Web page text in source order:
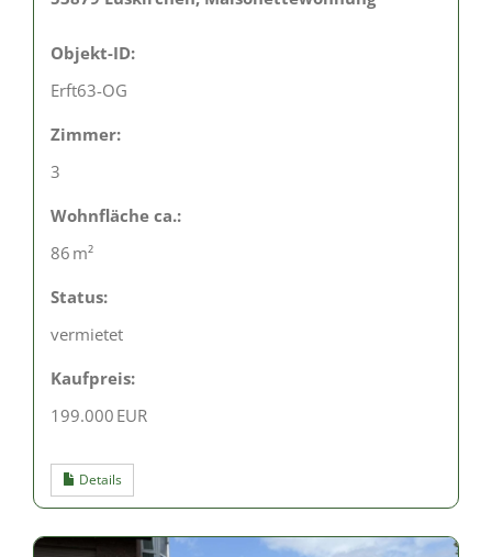
Objekt-ID:
Erft63-OG
Zimmer:
3
Wohnfläche ca.:
86 m²
Status:
vermietet
Kaufpreis:
199.000 EUR
Details